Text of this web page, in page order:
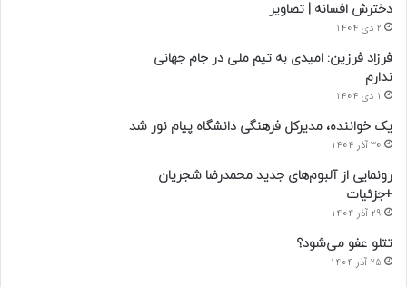
دخترش افسانه | تصاویر
2 دی 1404
فرزاد فرزین: امیدی به تیم ملی در جام جهانی
ندارم
1 دی 1404
یک خواننده، مدیرکل فرهنگی دانشگاه پیام نور شد
30 آذر 1404
رونمایی از آلبوم‌های جدید محمدرضا شجریان
+جزئیات
29 آذر 1404
تتلو عفو می‌شود؟
25 آذر 1404